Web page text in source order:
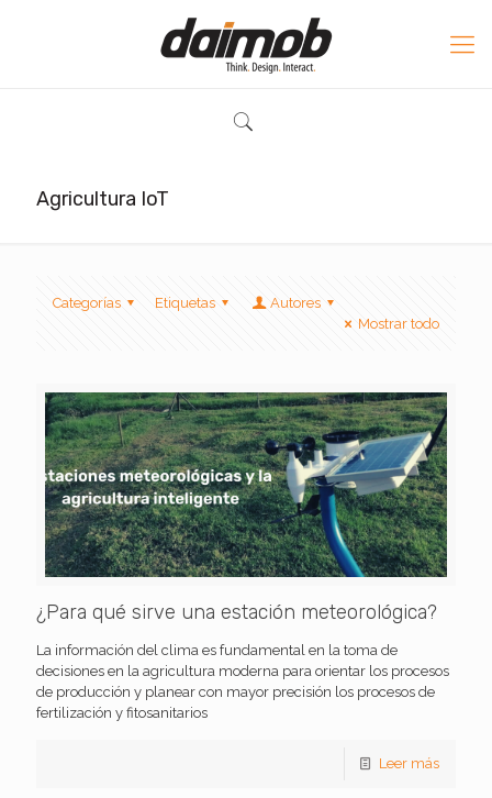
Agricultura IoT
Categorías Etiquetas
Autores
Mostrar todo
¿Para qué sirve una estación meteorológica?
La información del clima es fundamental en la toma de
decisiones en la agricultura moderna para orientar los procesos
de producción y planear con mayor precisión los procesos de
fertilización y fitosanitarios
Leer más